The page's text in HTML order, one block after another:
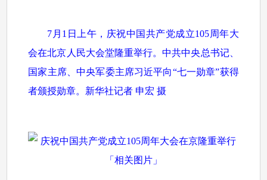
7月1日上午，庆祝中国共产党成立105周年大
会在北京人民大会堂隆重举行。中共中央总书记、
国家主席、中央军委主席习近平向“七一勋章”获得
者颁授勋章。新华社记者 申宏 摄